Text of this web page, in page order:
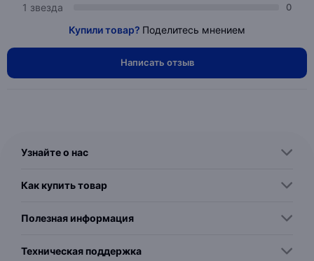
1 звезда 0
Купили товар? Поделитесь мнением
Написать отзыв
Узнайте о нас
Как купить товар
Полезная информация
Техническая поддержка